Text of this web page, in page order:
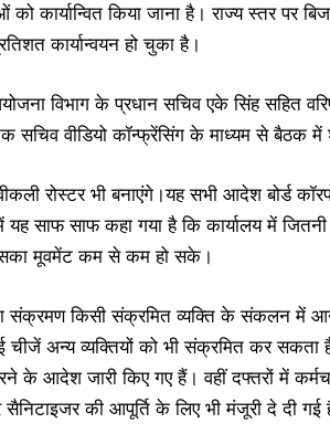
को कार्यान्वित किया जाना है। राज्य स्तर पर
कार्यान्वयन हो चुका है।
विभाग के प्रधान सचिव एके सिंह सहित
सचिव वीडियो कॉन्फ्रेंसिंग के माध्यम से बैठक में
रोस्टर भी बनाएंगे।यह सभी आदेश बोर्ड
साफ साफ कहा गया है कि कार्यालय में जितनी
मूवमेंट कम से कम हो सके।
का संक्रमण किसी संक्रमित व्यक्ति के संकलन में
गई चीजें अन्य व्यक्तियों को भी संक्रमित कर
आदेश जारी किए गए हैं। वहीं दफ्तरों में
की आपूर्ति के लिए भी मंजूरी दे दी गई